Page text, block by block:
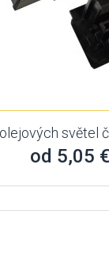
světel
od 5,05 €